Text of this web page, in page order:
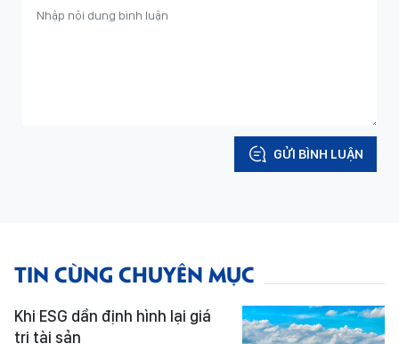
GỬI BÌNH LUẬN
TIN CÙNG CHUYÊN MỤC
Khi ESG dần định hình lại giá
trị tài sản